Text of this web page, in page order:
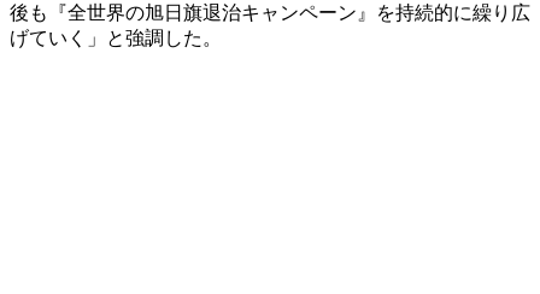
後も『全世界の旭日旗退治キャンペーン』を持続的に繰り広
げていく」と強調した。